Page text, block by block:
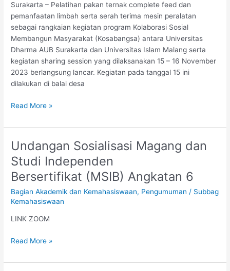
Surakarta – Pelatihan pakan ternak complete feed dan
pemanfaatan limbah serta serah terima mesin peralatan
sebagai rangkaian kegiatan program Kolaborasi Sosial
Membangun Masyarakat (Kosabangsa) antara Universitas
Dharma AUB Surakarta dan Universitas Islam Malang serta
kegiatan sharing session yang dilaksanakan 15 – 16 November
2023 berlangsung lancar. Kegiatan pada tanggal 15 ini
dilakukan di balai desa
SURAKARTA
DAN
UNIVERSITAS
ISLAM
MALANG
DALAM
RANGKAIAN
PROGRAM
Read More »
Undangan Sosialisasi Magang dan
Studi Independen
Bersertifikat (MSIB) Angkatan 6
Bagian Akademik dan Kemahasiswaan, Pengumuman / Subbag
Kemahasiswaan
LINK ZOOM
Undangan
Sosialisasi
Magang
dan
Studi
Independen
Angkatan
Read More »